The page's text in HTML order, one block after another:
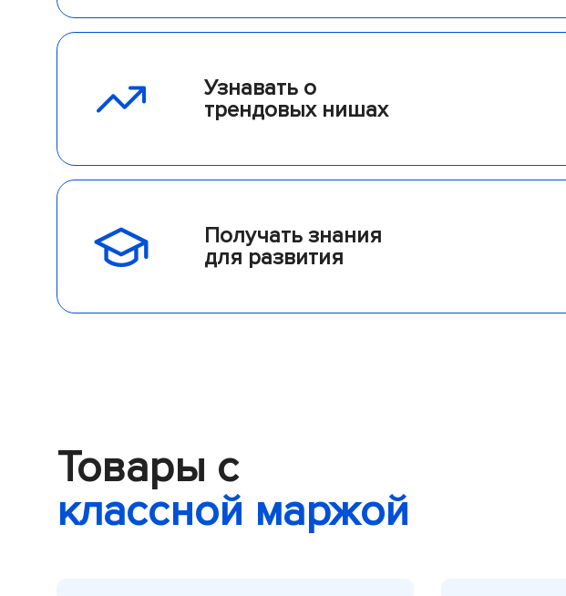
Узнавать о
трендовых нишах
Получать знания
для развития
Товары с
классной маржой